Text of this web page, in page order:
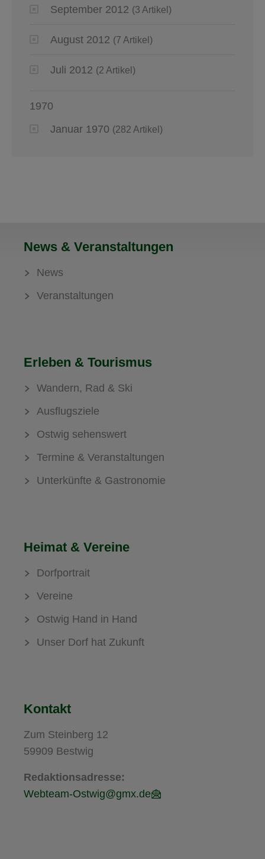
September 2012 (3 Artikel)
August 2012 (7 Artikel)
Juli 2012 (2 Artikel)
1970
Januar 1970 (282 Artikel)
News & Veranstaltungen
News
Veranstaltungen
Erleben & Tourismus
Wandern, Rad & Ski
Ausflugsziele
Ostwig sehenswert
Termine & Veranstaltungen
Unterkünfte & Gastronomie
Heimat & Vereine
Dorfportrait
Vereine
Ostwig Hand in Hand
Unser Dorf hat Zukunft
Kontakt
Zum Steinberg 12
59909 Bestwig
Redaktionsadresse:
Webteam-Ostwig@gmx.de